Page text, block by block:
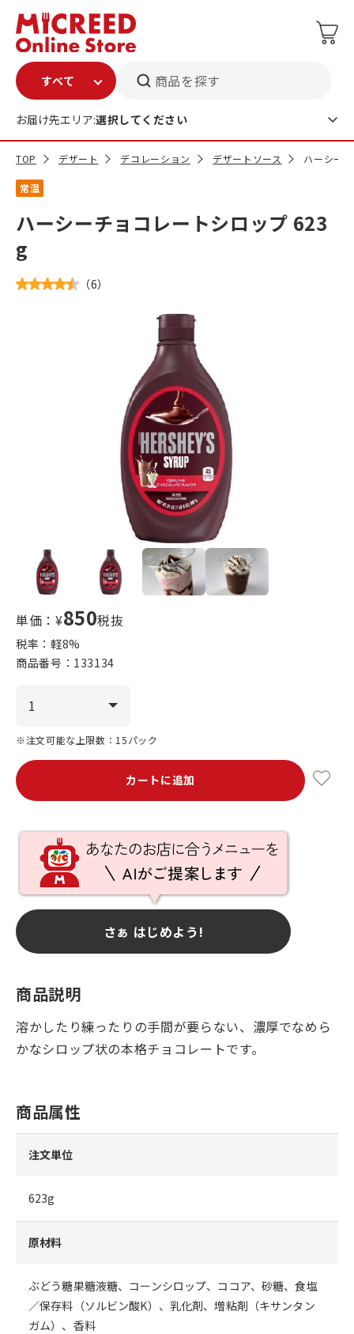
商品を探す
お届け先エリア:選択してください
TOP デザート デコレーション デザートソース ハーシー
常温
ハーシーチョコレートシロップ 623
g
（6）
単価：¥850税抜
税率：軽8%
商品番号： 133134
※注文可能な上限数：15パック
カートに追加
さぁ はじめよう!
商品説明
溶かしたり練ったりの手間が要らない、濃厚でなめら
かなシロップ状の本格チョコレートです。
商品属性
注文単位
623g
原材料
ぶどう糖果糖液糖、コーンシロップ、ココア、砂糖、食塩
／保存料（ソルビン酸K）、乳化剤、増粘剤（キサンタン
ガム）、香料